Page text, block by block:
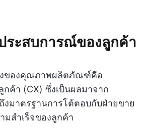
ระสบการณ์ของลูกค้า
ของคุณภาพผลิตภัณฑ์คือ
ค้า (CX) ซึ่งเป็นผลมาจาก
มาตรฐานการโต้ตอบกับฝ่ายขาย
มสำเร็จของลูกค้า